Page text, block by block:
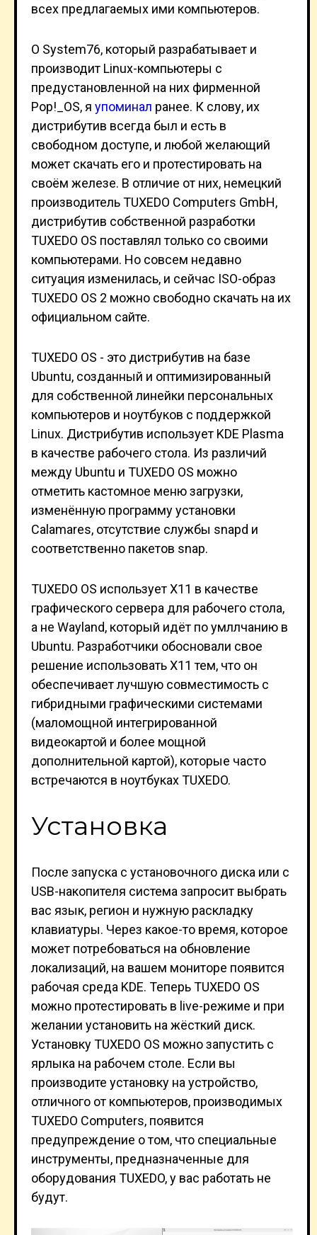
всех предлагаемых ими компьютеров.
О System76, который разрабатывает и
производит Linux-компьютеры с
предустановленной на них фирменной
Pop!_OS, я упоминал ранее. К слову, их
дистрибутив всегда был и есть в
свободном доступе, и любой желающий
может скачать его и протестировать на
своём железе. В отличие от них, немецкий
производитель TUXEDO Computers GmbH,
дистрибутив собственной разработки
TUXEDO OS поставлял только со своими
компьютерами. Но совсем недавно
ситуация изменилась, и сейчас ISO-образ
TUXEDO OS 2 можно свободно скачать на их
официальном сайте.
TUXEDO OS - это дистрибутив на базе
Ubuntu, созданный и оптимизированный
для собственной линейки персональных
компьютеров и ноутбуков с поддержкой
Linux. Дистрибутив использует KDE Plasma
в качестве рабочего стола. Из различий
между Ubuntu и TUXEDO OS можно
отметить кастомное меню загрузки,
изменённую программу установки
Calamares, отсутствие службы snapd и
соответственно пакетов snap.
TUXEDO OS использует X11 в качестве
графического сервера для рабочего стола,
а не Wayland, который идёт по умллчанию в
Ubuntu. Разработчики обосновали свое
решение использовать X11 тем, что он
обеспечивает лучшую совместимость с
гибридными графическими системами
(маломощной интегрированной
видеокартой и более мощной
дополнительной картой), которые часто
встречаются в ноутбуках TUXEDO.
Установка
После запуска с установочного диска или с
USB-накопителя система запросит выбрать
вас язык, регион и нужную раскладку
клавиатуры. Через какое-то время, которое
может потребоваться на обновление
локализаций, на вашем мониторе появится
рабочая среда KDE. Теперь TUXEDO OS
можно протестировать в live-режиме и при
желании установить на жёсткий диск.
Установку TUXEDO OS можно запустить с
ярлыка на рабочем столе. Если вы
производите установку на устройство,
отличного от компьютеров, производимых
TUXEDO Computers, появится
предупреждение о том, что специальные
инструменты, предназначенные для
оборудования TUXEDO, у вас работать не
будут.